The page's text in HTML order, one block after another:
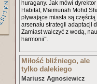
huragany. Jak mówi
Habitat, Maimunah Mohd
pływające miasta są
arsenału strategii adaptacji
Zamiast walczyć z wodą,
harmonii".
Miłość bliźniego, ale
tylko dalekiego
Mariusz Agnosiewicz